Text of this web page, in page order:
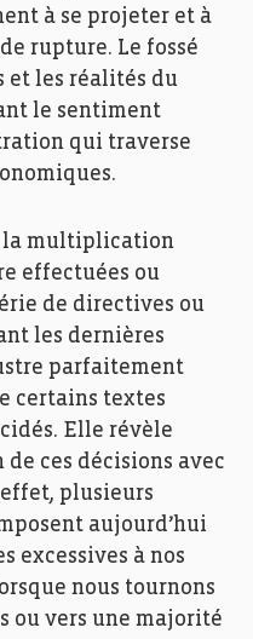
à se projeter et à
rupture. Le fossé
et les réalités du
le sentiment
qui traverse
la multiplication
effectuées ou
de directives ou
les dernières
parfaitement
certains textes
Elle révèle
ces décisions avec
plusieurs
aujourd’hui
excessives à nos
nous tournons
ou vers une majorité